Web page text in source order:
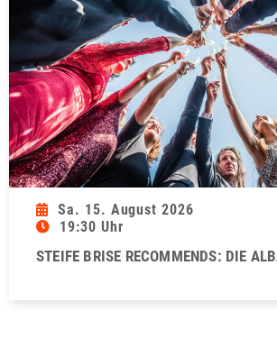
Sa. 15. August 2026
19:30 Uhr
STEIFE BRISE RECOMMENDS: DIE